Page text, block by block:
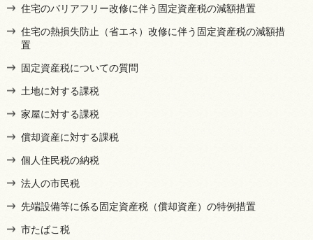
住宅のバリアフリー改修に伴う固定資産税の減額措置
住宅の熱損失防止（省エネ）改修に伴う固定資産税の減額措
置
固定資産税についての質問
土地に対する課税
家屋に対する課税
償却資産に対する課税
個人住民税の納税
法人の市民税
先端設備等に係る固定資産税（償却資産）の特例措置
市たばこ税